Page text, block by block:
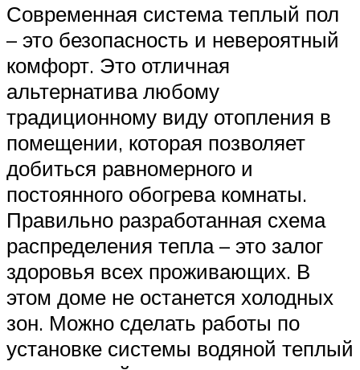
Современная система теплый пол
– это безопасность и невероятный
комфорт. Это отличная
альтернатива любому
традиционному виду отопления в
помещении, которая позволяет
добиться равномерного и
постоянного обогрева комнаты.
Правильно разработанная схема
распределения тепла – это залог
здоровья всех проживающих. В
этом доме не останется холодных
зон. Можно сделать работы по
установке системы водяной теплый